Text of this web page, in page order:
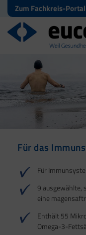
Zum Fachkreis-Portal
Für das
Für
9 ausgewählte,
eine
Enthält 55
Omega-3-
Für Haut,
Für Ihre